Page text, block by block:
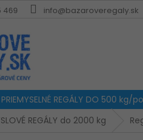
469 info@bazaroveregaly.sk
PRIEMYSELNÉ REGÁLY DO 500 kg/
REGÁLY do 2000 kg